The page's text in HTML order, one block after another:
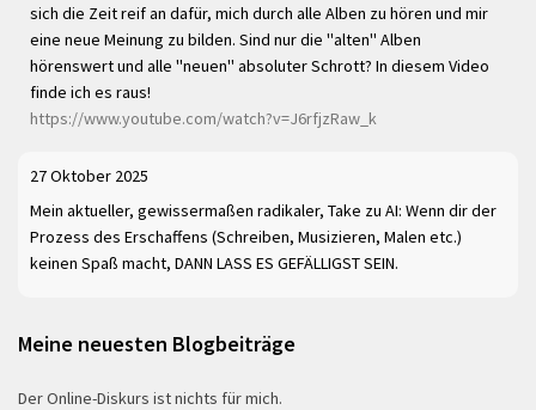
sich die Zeit reif an dafür, mich durch alle Alben zu hören und mir
eine neue Meinung zu bilden. Sind nur die "alten" Alben
hörenswert und alle "neuen" absoluter Schrott? In diesem Video
finde ich es raus!
https://www.youtube.com/watch?v=J6rfjzRaw_k
27 Oktober 2025
Mein aktueller, gewissermaßen radikaler, Take zu AI: Wenn dir der
Prozess des Erschaffens (Schreiben, Musizieren, Malen etc.)
keinen Spaß macht, DANN LASS ES GEFÄLLIGST SEIN.
Meine neuesten Blogbeiträge
Der Online-Diskurs ist nichts für mich.